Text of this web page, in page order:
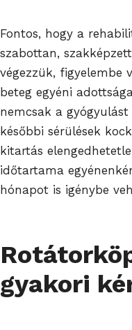
Fontos, hogy a
szabottan,
végezzük, figyelembe
beteg egyéni
nemcsak a
későbbi sérülések
kitartás
időtartama
hónapot is igénybe
gyakori